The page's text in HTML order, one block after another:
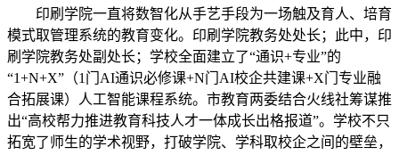
印刷学院一直将数智化从手艺手段为一场触及育人、培育
模式取管理系统的教育变化。印刷学院教务处处长；此中，印
刷学院教务处副处长；学校全面建立了“通识+专业”的
“1+N+X”（1门AI通识必修课+N门AI校企共建课+X门专业融
合拓展课）人工智能课程系统。市教育两委结合火线社筹谋推
出“高校帮力推进教育科技人才一体成长出格报道”。学校不只
拓宽了师生的学术视野，打破学院、学科取校企之间的壁垒，